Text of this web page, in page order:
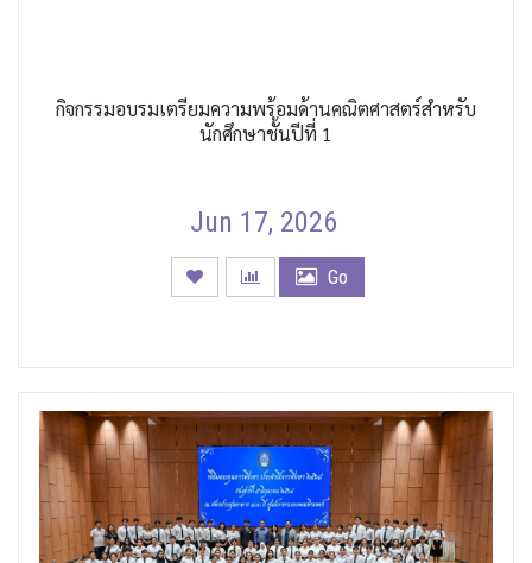
กิจกรรมอบรมเตรียมความพร้อมด้านคณิตศาสตร์สำหรับ
นักศึกษาชั้นปีที่ 1
Jun 17, 2026
Go